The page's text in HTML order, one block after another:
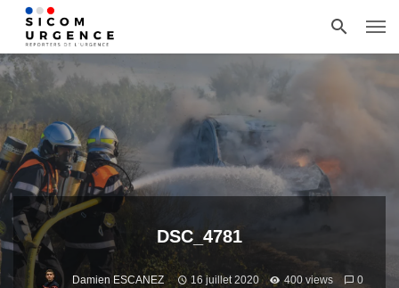
DSC_4781
Damien ESCANEZ 16 juillet 2020 400 views 0